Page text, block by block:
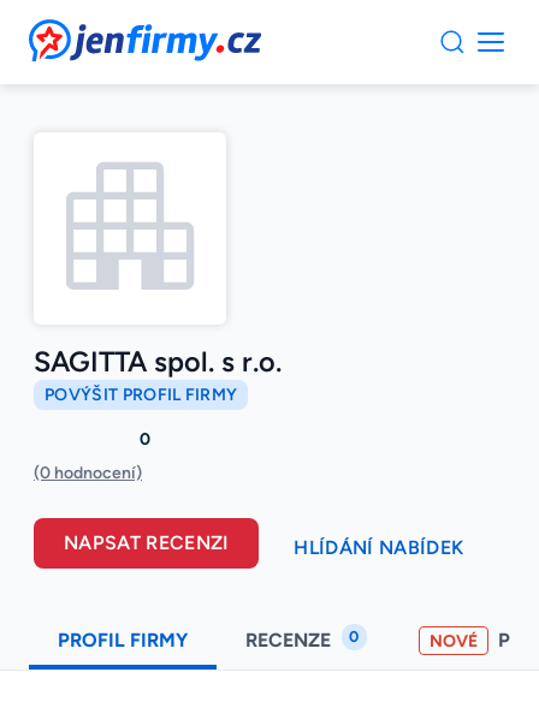
JenFirmy.cz
SAGITTA spol. s r.o.
POVÝŠIT PROFIL FIRMY
0
(0 hodnocení)
NAPSAT RECENZI HLÍDÁNÍ NABÍDEK
PROFIL FIRMY RECENZE 0 NOVÉ